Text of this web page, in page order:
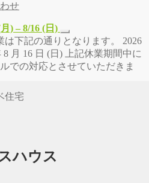
住宅
ハウス
せ
) – 8/16 (日)
下記の通りとなります。 2026
8 月 16 日 (日) 上記休業期間中に
での対応とさせていただきま